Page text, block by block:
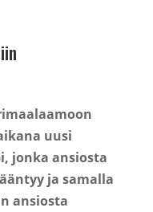
uusi
jonka ansiosta
ja samalla
ansiosta